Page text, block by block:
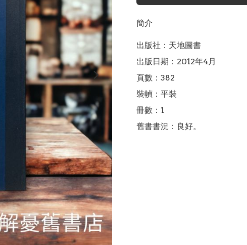
簡介
出版社：天地圖書
出版日期：2012年4月
頁數：382
裝幀：平裝
冊數：1
舊書書況：良好。